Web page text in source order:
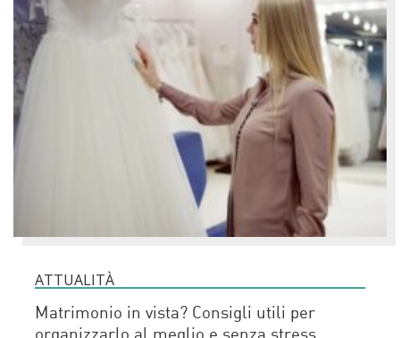
ATTUALITÀ
Matrimonio in vista? Consigli utili per